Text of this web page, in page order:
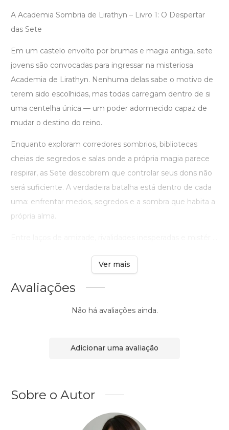
A Academia Sombria de Lirathyn – Livro 1: O Despertar
das Sete
Em um castelo envolto por brumas e magia antiga, sete
jovens são convocadas para ingressar na misteriosa
Academia de Lirathyn. Nenhuma delas sabe o motivo de
terem sido escolhidas, mas todas carregam dentro de si
uma centelha única — um poder adormecido capaz de
mudar o destino do reino.
Enquanto exploram corredores sombrios, bibliotecas
cheias de segredos e salas onde a própria magia parece
respirar, as Sete descobrem que controlar seus dons não
será suficiente. A verdadeira batalha está dentro de cada
uma: enfrentar medos, segredos e a sombra que habita a
própria alma.
Ver mais
Avaliações
Não há avaliações ainda.
Adicionar uma avaliação
Sobre o Autor